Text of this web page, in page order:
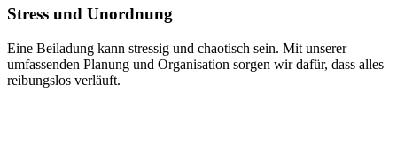
Stress und Unordnung
Eine Beiladung kann stressig und chaotisch sein. Mit unserer
umfassenden Planung und Organisation sorgen wir dafür, dass alles
reibungslos verläuft.